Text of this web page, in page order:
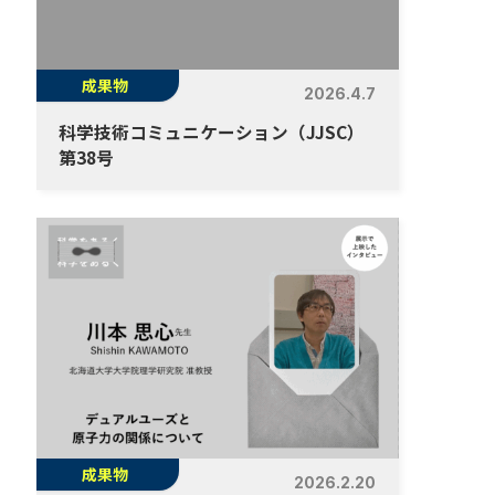
成果物 2026.4.7
科学技術コミュニケーション（JJSC）
第38号
成果物 2026.2.20